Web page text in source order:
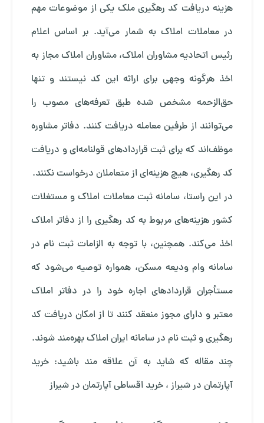
هزینه دریافت کد رهگیری ملک یکی از موضوعات مهم
در معاملات املاک به شمار می‌آید. بر اساس اعلام
رئیس اتحادیه مشاوران املاک، مشاوران املاک مجاز به
اخذ هرگونه وجهی برای ارائه این کد نیستند و تنها
حق‌الزحمه مشخص شده طبق تعرفه‌های مصوب را
می‌توانند از طرفین معامله دریافت کنند. دفاتر مشاوره
موظف‌اند که برای ثبت قراردادهای قولنامه‌ای و دریافت
کد رهگیری، هیچ هزینه‌ای از متعاملان درخواست نکنند.
در این راستا، سامانه ثبت معاملات املاک و مستغلات
کشور هزینه‌های مربوط به کد رهگیری را از دفاتر املاک
اخذ می‌کند. همچنین، با توجه به الزامات ثبت نام در
سامانه وام ودیعه مسکن، همواره توصیه می‌شود که
مستأجران قراردادهای اجاره خود را در دفاتر املاک
معتبر و دارای مجوز منعقد کنند تا از امکان دریافت کد
رهگیری و ثبت نام در سامانه ایران املاک بهره‌مند شوند.
چند مقاله که شاید به آن علاقه مند باشید:خرید
آپارتمان در شیراز، خرید اقساطی آپارتمان در شیراز